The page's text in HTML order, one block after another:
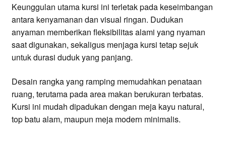
Keunggulan utama kursi ini terletak pada keseimbangan
antara kenyamanan dan visual ringan. Dudukan
anyaman memberikan fleksibilitas alami yang nyaman
saat digunakan, sekaligus menjaga kursi tetap sejuk
untuk durasi duduk yang panjang.
Desain rangka yang ramping memudahkan penataan
ruang, terutama pada area makan berukuran terbatas.
Kursi ini mudah dipadukan dengan meja kayu natural,
top batu alam, maupun meja modern minimalis.